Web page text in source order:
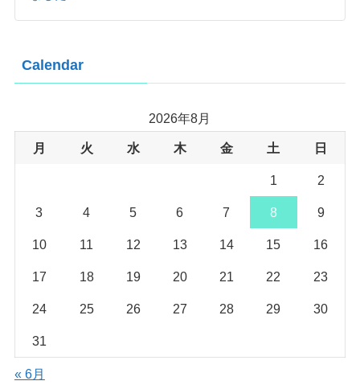
Calendar
2026年8月
月 火 水 木 金 土 日
1 2
3 4 5 6 7 8 9
10 11 12 13 14 15 16
17 18 19 20 21 22 23
24 25 26 27 28 29 30
31
« 6月